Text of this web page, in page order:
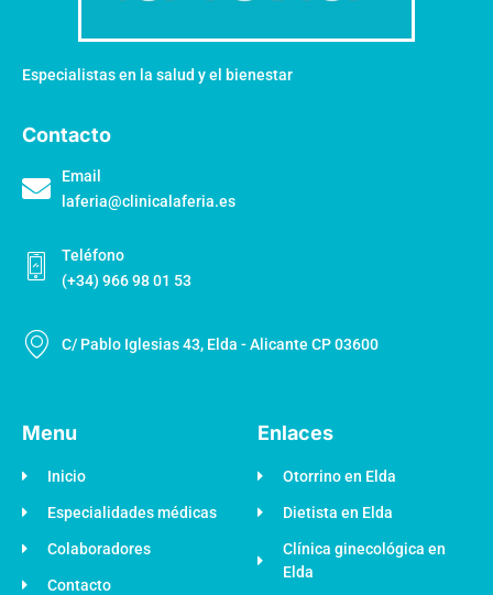
Especialistas en la salud y el bienestar
Contacto
Email
laferia@clinicalaferia.es
Teléfono
(+34) 966 98 01 53
C/ Pablo Iglesias 43, Elda - Alicante CP 03600
Menu
Inicio
Especialidades médicas
Colaboradores
Contacto
Enlaces
Otorrino en Elda
Dietista en Elda
Clínica ginecológica en
Elda